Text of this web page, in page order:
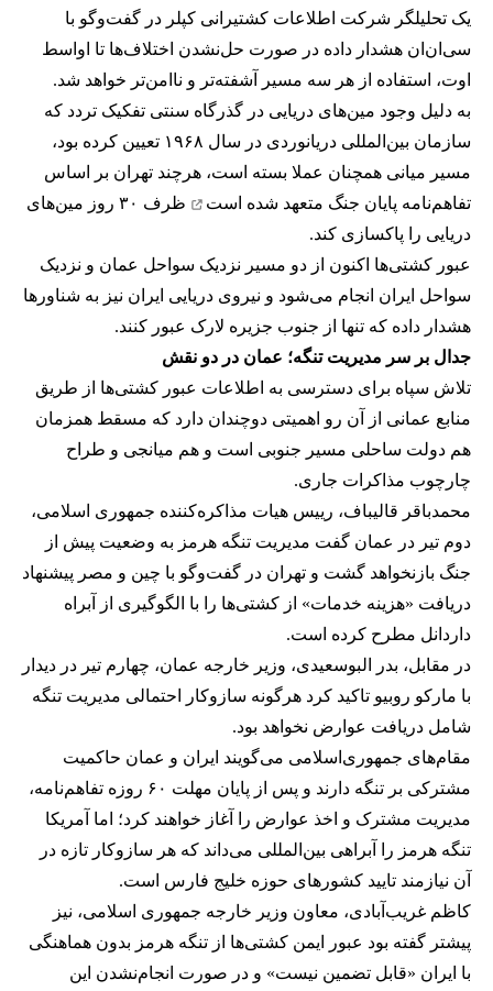
یک تحلیلگر شرکت اطلاعات کشتیرانی کپلر در گفت‌و‌گو با
سی‌ان‌ان هشدار داده در صورت حل‌نشدن اختلاف‌ها تا اواسط
اوت، استفاده از هر سه مسیر آشفته‌تر و ناامن‌تر خواهد شد.
به دلیل وجود مین‌های دریایی در گذرگاه سنتی تفکیک تردد که
سازمان بین‌المللی دریانوردی در سال ۱۹۶۸ تعیین کرده بود،
مسیر میانی همچنان عملا بسته است، هرچند تهران بر اساس
تفاهم‌نامه پایان جنگ متعهد شده است
ظرف ۳۰ روز مین‌های
دریایی را پاکسازی کند.
عبور کشتی‌ها اکنون از دو مسیر نزدیک سواحل عمان و نزدیک
سواحل ایران انجام می‌شود و نیروی دریایی ایران نیز به شناورها
هشدار داده که تنها از جنوب جزیره لارک عبور کنند.
جدال بر سر مدیریت تنگه؛ عمان در دو نقش
تلاش سپاه برای دسترسی به اطلاعات عبور کشتی‌ها از طریق
منابع عمانی از آن رو اهمیتی دوچندان دارد که مسقط همزمان
هم دولت ساحلی مسیر جنوبی است و هم میانجی و طراح
چارچوب مذاکرات جاری.
محمدباقر قالیباف، رییس هیات مذاکره‌کننده جمهوری اسلامی،
دوم تیر در عمان گفت مدیریت تنگه هرمز به وضعیت پیش از
جنگ بازنخواهد گشت و تهران در گفت‌وگو با چین و مصر پیشنهاد
دریافت «هزینه خدمات» از کشتی‌ها را با الگوگیری از آبراه
داردانل مطرح کرده است.
در مقابل، بدر البوسعیدی، وزیر خارجه عمان، چهارم تیر در دیدار
با مارکو روبیو تاکید کرد هرگونه سازوکار احتمالی مدیریت تنگه
شامل دریافت عوارض نخواهد بود.
مقام‌های جمهوری‌اسلامی می‌گویند ایران و عمان حاکمیت
مشترکی بر تنگه دارند و پس از پایان مهلت ۶۰ روزه تفاهم‌نامه،
مدیریت مشترک و اخذ عوارض را آغاز خواهند کرد؛ اما آمریکا
تنگه هرمز را آبراهی بین‌المللی می‌داند که هر سازوکار تازه در
آن نیازمند تایید کشورهای حوزه خلیج فارس است.
کاظم غریب‌آبادی، معاون وزیر خارجه جمهوری اسلامی، نیز
پیشتر گفته بود عبور ایمن کشتی‌ها از تنگه هرمز بدون هماهنگی
با ایران «قابل تضمین نیست» و در صورت انجام‌نشدن این